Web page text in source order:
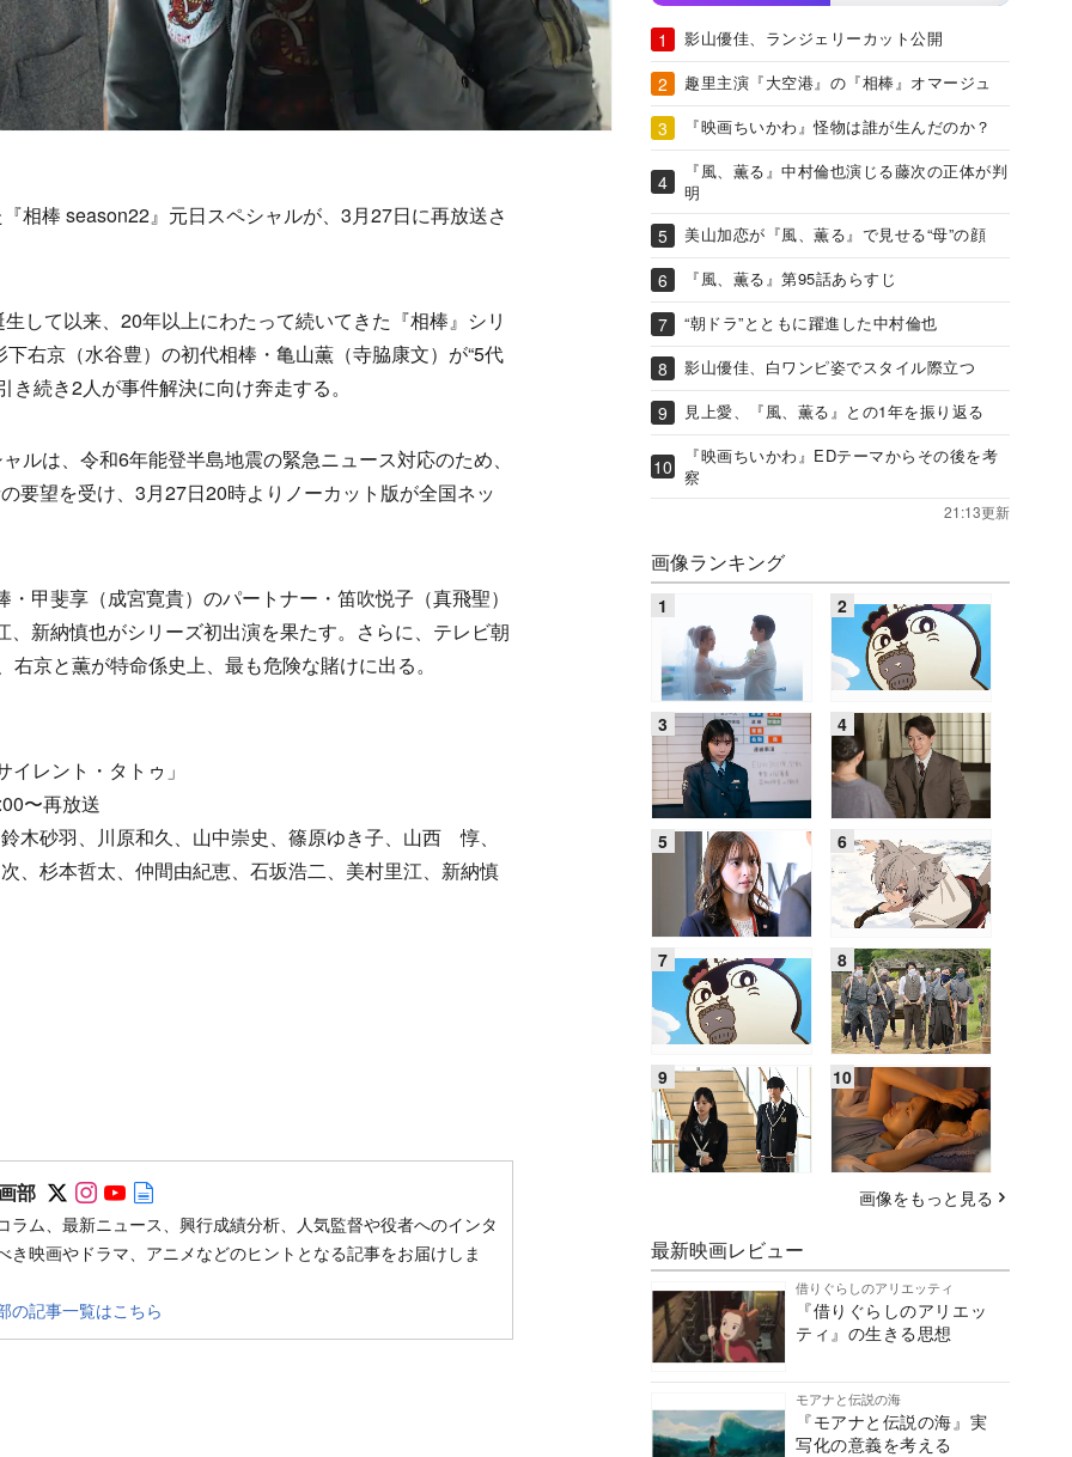
棒 season22』元日スペシャルが、3月27日に再放送さ
て以来、20年以上にわたって続いてきた『相棒』シリ
右京（水谷豊）の初代相棒・亀山薫（寺脇康文）が“5代
続き2人が事件解決に向け奔走する。
は、令和6年能登半島地震の緊急ニュース対応のため、
要望を受け、3月27日20時よりノーカット版が全国ネッ
甲斐享（成宮寛貴）のパートナー・笛吹悦子（真飛聖）
新納慎也がシリーズ初出演を果たす。さらに、テレビ朝
京と薫が特命係史上、最も危険な賭けに出る。
レント・タトゥ」
〜再放送
木砂羽、川原和久、山中崇史、篠原ゆき子、山西 惇、
、杉本哲太、仲間由紀恵、石坂浩二、美村里江、新納慎
部 Follow on SNS
Follow on SNS
Follow on SNS
ラム、最新ニュース、興行成績分析、人気監督や役者へのインタ
き映画やドラマ、アニメなどのヒントとなる記事をお届けしま
の記事一覧はこちら
影山優佳、ランジェリーカット公開
趣里主演『大空港』の『相棒』オマージュ
『映画ちいかわ』怪物は誰が生んだのか？
『風、薫る』中村倫也演じる藤次の正体が判
明
美山加恋が『風、薫る』で見せる“母”の顔
『風、薫る』第95話あらすじ
“朝ドラ”とともに躍進した中村倫也
影山優佳、白ワンピ姿でスタイル際立つ
見上愛、『風、薫る』との1年を振り返る
『映画ちいかわ』EDテーマからその後を考
察
21:13更新
画像ランキング
画像をもっと見る
最新映画レビュー
借りぐらしのアリエッティ
『借りぐらしのアリエッ
ティ』の生きる思想
モアナと伝説の海
『モアナと伝説の海』実
写化の意義を考える